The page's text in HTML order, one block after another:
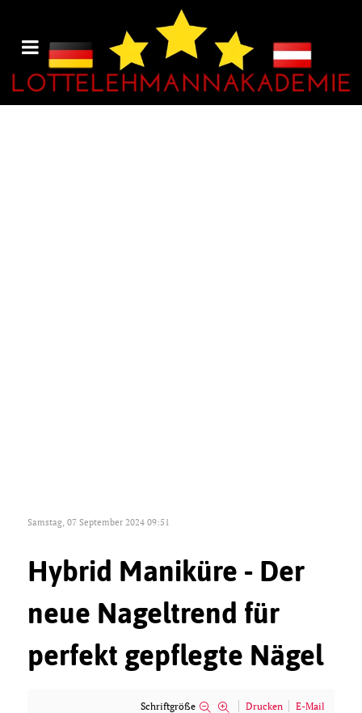
Samstag, 07 September 2024 09:51
Hybrid Maniküre - Der
neue Nageltrend für
perfekt gepflegte Nägel
Schriftgröße Drucken E-Mail